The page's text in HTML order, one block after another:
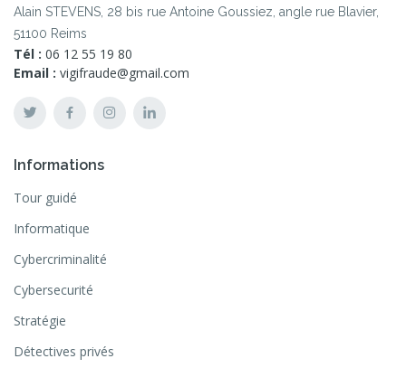
Alain STEVENS, 28 bis rue Antoine Goussiez, angle rue Blavier,
51100 Reims
Tél : 06 12 55 19 80
Email : vigifraude@gmail.com
Informations
Tour guidé
Informatique
Cybercriminalité
Cybersecurité
Stratégie
Détectives privés